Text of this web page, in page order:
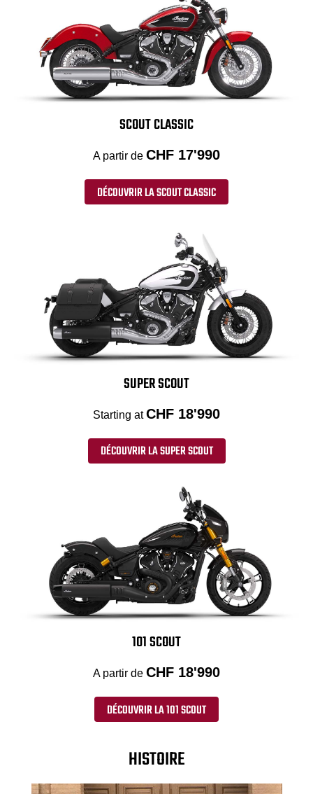
SCOUT CLASSIC
A partir de CHF 17'990
DÉCOUVRIR LA SCOUT CLASSIC
SUPER SCOUT
Starting atCHF 18'990
DÉCOUVRIR LA SUPER SCOUT
101 SCOUT
A partir de CHF 18'990
DÉCOUVRIR LA 101 SCOUT
HISTOIRE